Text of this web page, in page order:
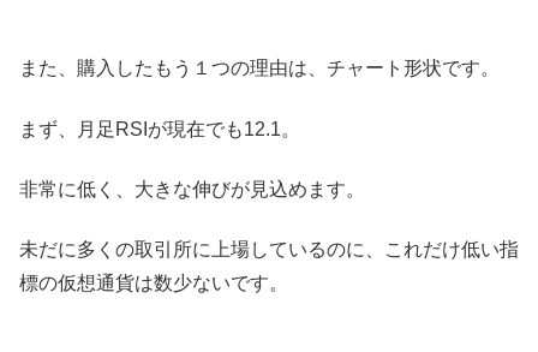
また、購入したもう１つの理由は、チャート形状です。
まず、月足RSIが現在でも12.1。
非常に低く、大きな伸びが見込めます。
未だに多くの取引所に上場しているのに、これだけ低い指
標の仮想通貨は数少ないです。